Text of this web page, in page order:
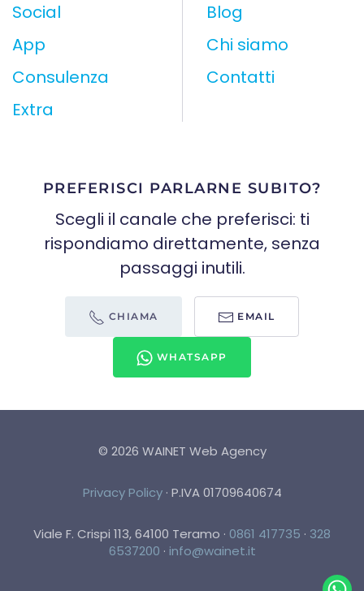
Social
App
Consulenza
Extra
Blog
Chi siamo
Contatti
PREFERISCI PARLARNE SUBITO?
Scegli il canale che preferisci: ti
rispondiamo direttamente, senza
passaggi inutili.
CHIAMA EMAIL
WHATSAPP
© 2026 WAINET Web Agency
Privacy Policy · P.IVA 01709640674
Viale F. Crispi 113, 64100 Teramo · 0861 417735 · 328
6537200 · info@wainet.it